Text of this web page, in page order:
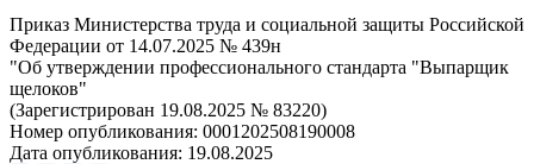
Приказ Министерства труда и социальной защиты Российской
Федерации от 14.07.2025 № 439н
"Об утверждении профессионального стандарта "Выпарщик
щелоков"
(Зарегистрирован 19.08.2025 № 83220)
Номер опубликования: 0001202508190008
Дата опубликования: 19.08.2025